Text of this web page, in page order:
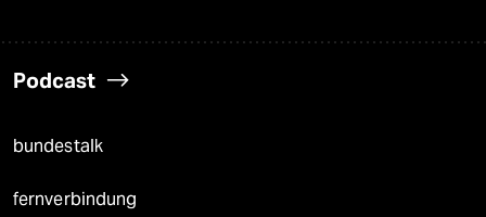
Podcast
bundestalk
fernverbindung